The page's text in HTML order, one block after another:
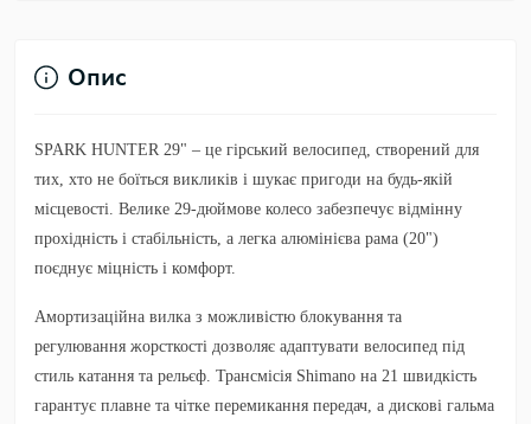
Опис
SPARK HUNTER 29" – це гірський велосипед, створений для
тих, хто не боїться викликів і шукає пригоди на будь-якій
місцевості. Велике 29-дюймове колесо забезпечує відмінну
прохідність і стабільність, а легка алюмінієва рама (20")
поєднує міцність і комфорт.
Амортизаційна вилка з можливістю блокування та
регулювання жорсткості дозволяє адаптувати велосипед під
стиль катання та рельєф. Трансмісія Shimano на 21 швидкість
гарантує плавне та чітке перемикання передач, а дискові гальма